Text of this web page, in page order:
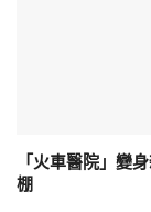
「火車醫院」變
棚